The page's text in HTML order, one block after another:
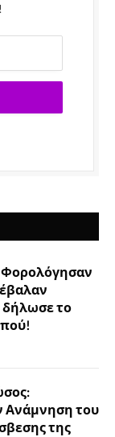
Φορολόγησαν
δήλωσε το
Ανάμνηση του
της